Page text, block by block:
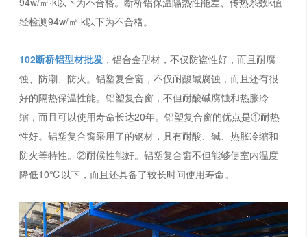
经检测94w/㎡·k以下为不合格。
102断桥铝型材批发 ，铝合金型材，不仅防盗性好，而且耐腐
蚀、防潮、防火。铝塑复合窗，不仅耐酸碱腐蚀，而且还有很
好的隔热保温性能。铝塑复合窗，不但耐酸碱腐蚀和热胀冷
缩，而且可以使用寿命长达20年。铝塑复合窗的优点是①耐热
性好。铝塑复合窗采用了的钢材，具有耐酸、碱、热胀冷缩和
防火等特性。②耐候性能好。铝塑复合窗不但能够使室内温度
降低10℃以下，而且还具备了较长时间使用寿命。